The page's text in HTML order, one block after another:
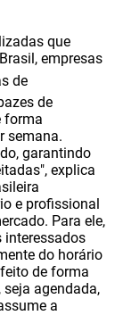
que
empresas
de
de
forma
semana.
garantindo
explica
e profissional
Para ele,
interessados
do horário
de forma
agendada,
a